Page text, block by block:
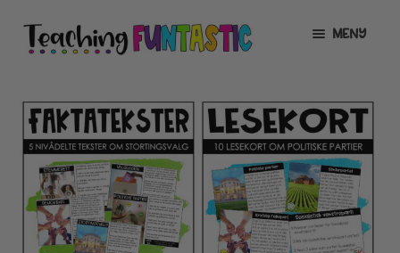
Hopp
til
Hopp
til
MENY
UNDERMENY
MIN KONTO
GRATIS
UTVID
UNDERMENY
BUTIKK
UTVID
UNDERMENY